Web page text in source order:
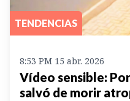
TENDENCIAS
8:53 PM 15 abr. 2026
Vídeo sensible:
salvó de morir